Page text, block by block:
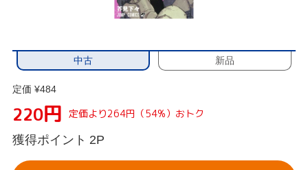
中古 新品
定価 ¥484
220円 定価より264円（54%）おトク
獲得ポイント 2P